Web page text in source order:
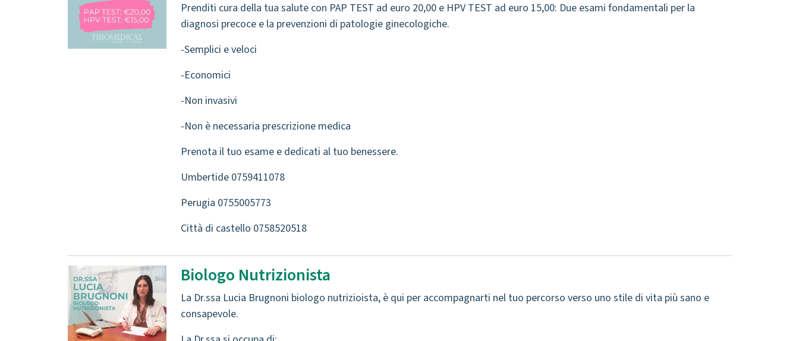
Prenditi cura della tua salute con PAP TEST ad euro 20,00 e HPV TEST ad euro 15,00: Due esami fondamentali per la
diagnosi precoce e la prevenzioni di patologie ginecologiche.
-Semplici e veloci
-Economici
-Non invasivi
-Non è necessaria prescrizione medica
Prenota il tuo esame e dedicati al tuo benessere.
Umbertide 0759411078
Perugia 0755005773
Città di castello 0758520518
Biologo Nutrizionista
La Dr.ssa Lucia Brugnoni biologo nutrizioista, è qui per accompagnarti nel tuo percorso verso uno stile di vita più sano e
consapevole.